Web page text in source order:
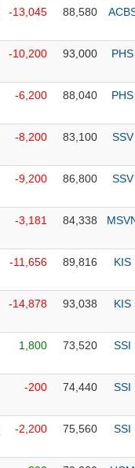
-13,045 88,580
-10,200 93,000 PHS
-6,200 88,040 PHS
-8,200 83,100 SSV
-9,200 86,800 SSV
-3,181 84,338
-11,656 89,816 KIS
-14,878 93,038 KIS
1,800 73,520 SSI
-200 74,440 SSI
-2,200 75,560 SSI